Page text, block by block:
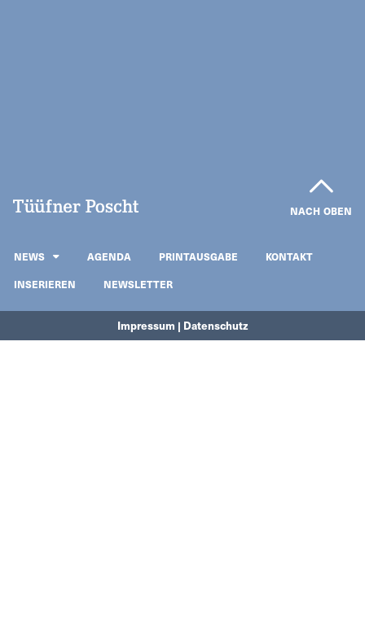
NACH OBEN
NEWS AGENDA PRINTAUSGABE
KONTAKT
INSERIEREN
NEWSLETTER
Impressum | Datenschutz